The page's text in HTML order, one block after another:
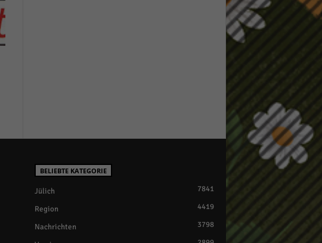
BELIEBTE KATEGORIE
Jülich 7841
Region 4419
Nachrichten 3798